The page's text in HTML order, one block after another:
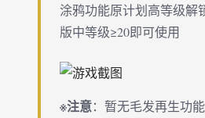
涂鸦功能原计划高等级解
版中等级≥20即可使用
※注意：暂无毛发再生功